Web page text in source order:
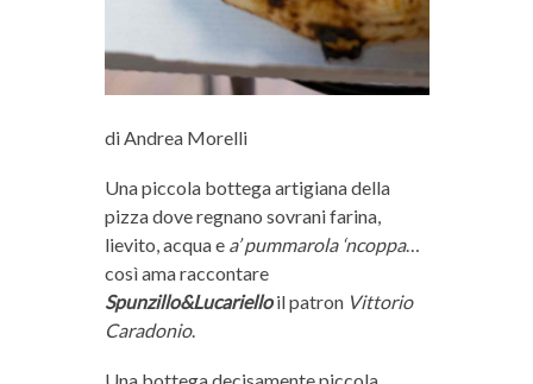
di Andrea Morelli
Una piccola bottega artigiana della
pizza dove regnano sovrani farina,
lievito, acqua e a’ pummarola ‘ncoppa…
così ama raccontare
Spunzillo&Lucariello il patron Vittorio
Caradonio.